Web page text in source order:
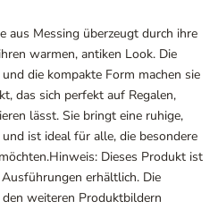
aus Messing überzeugt durch ihre
warmen, antiken Look. Die
die kompakte Form machen sie
das sich perfekt auf Regalen,
lässt. Sie bringt eine ruhige,
ist ideal für alle, die besondere
Dieses Produkt ist
erhältlich. Die
weiteren Produktbildern